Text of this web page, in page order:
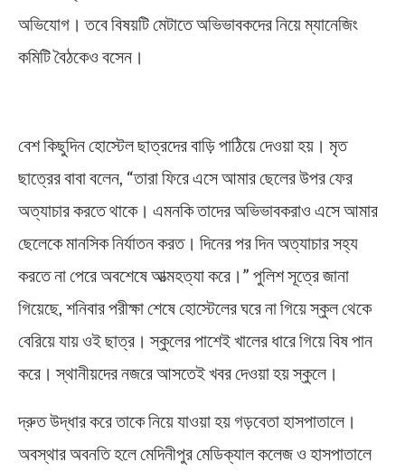
অভিযোগ। তবে বিষয়টি মেটাতে অভিভাবকদের নিয়ে ম্যানেজিং
কমিটি বৈঠকেও বসেন।
বেশ কিছুদিন হোস্টেল ছাত্রদের বাড়ি পাঠিয়ে দেওয়া হয়। মৃত
ছাত্রের বাবা বলেন, “তারা ফিরে এসে আমার ছেলের উপর ফের
অত্যাচার করতে থাকে। এমনকি তাদের অভিভাবকরাও এসে আমার
ছেলেকে মানসিক নির্যাতন করত। দিনের পর দিন অত্যাচার সহ্য
করতে না পেরে অবশেষে আত্মহত্যা করে।” পুলিশ সূত্রে জানা
গিয়েছে, শনিবার পরীক্ষা শেষে হোস্টেলের ঘরে না গিয়ে স্কুল থেকে
বেরিয়ে যায় ওই ছাত্র। স্কুলের পাশেই খালের ধারে গিয়ে বিষ পান
করে। স্থানীয়দের নজরে আসতেই খবর দেওয়া হয় স্কুলে।
দ্রুত উদ্ধার করে তাকে নিয়ে যাওয়া হয় গড়বেতা হাসপাতালে।
অবস্থার অবনতি হলে মেদিনীপুর মেডিক্যাল কলেজ ও হাসপাতালে